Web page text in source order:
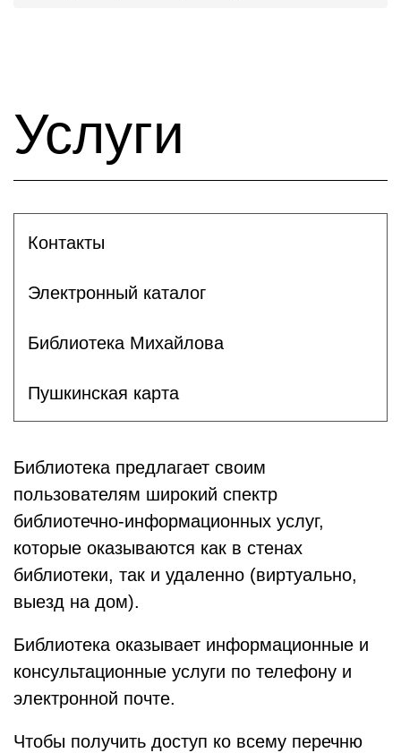
Услуги
Контакты
Электронный каталог
Библиотека Михайлова
Пушкинская карта
Библиотека предлагает своим
пользователям широкий спектр
библиотечно-информационных услуг,
которые оказываются как в стенах
библиотеки, так и удаленно (виртуально,
выезд на дом).
Библиотека оказывает информационные и
консультационные услуги по телефону и
электронной почте.
Чтобы получить доступ ко всему перечню